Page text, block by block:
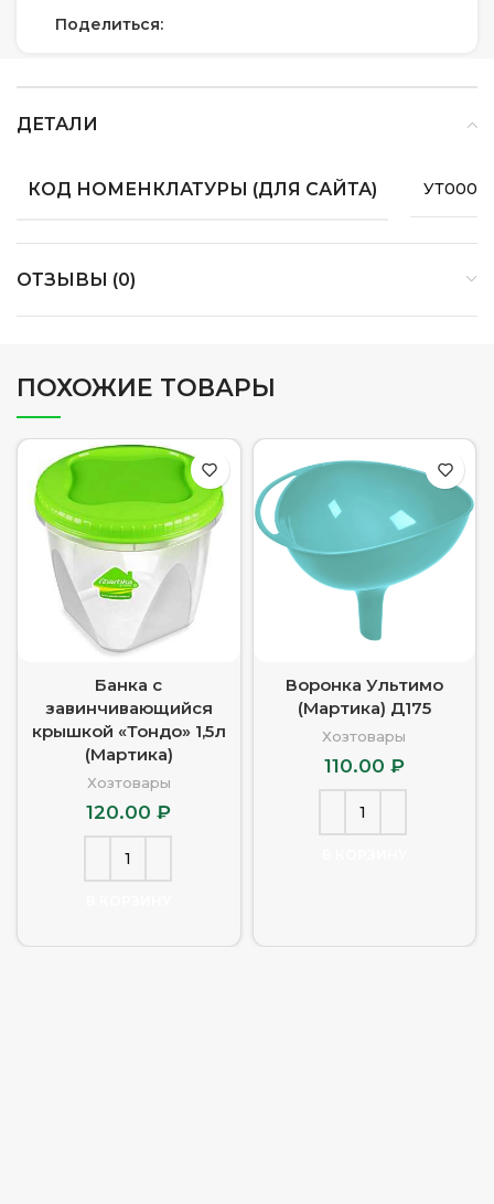
Поделиться:
ДЕТАЛИ
КОД НОМЕНКЛАТУРЫ (ДЛЯ САЙТА)
ОТЗЫВЫ (0)
ПОХОЖИЕ ТОВАРЫ
Банка с
завинчивающийся
крышкой «Тондо» 1,5л
(Мартика)
Хозтовары
120.00₽
Воронка Ультимо
(Мартика) Д175
Хозтовары
110.00 ₽